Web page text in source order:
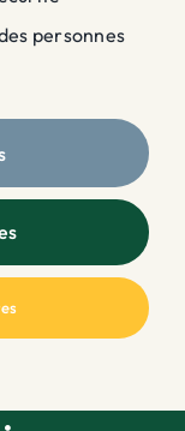
personnes